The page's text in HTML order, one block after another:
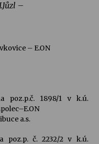
–
– E.ON
poz.p.č. 1898/1 v k.ú.
a.s.
poz.p. č. 2232/2 v k.ú.